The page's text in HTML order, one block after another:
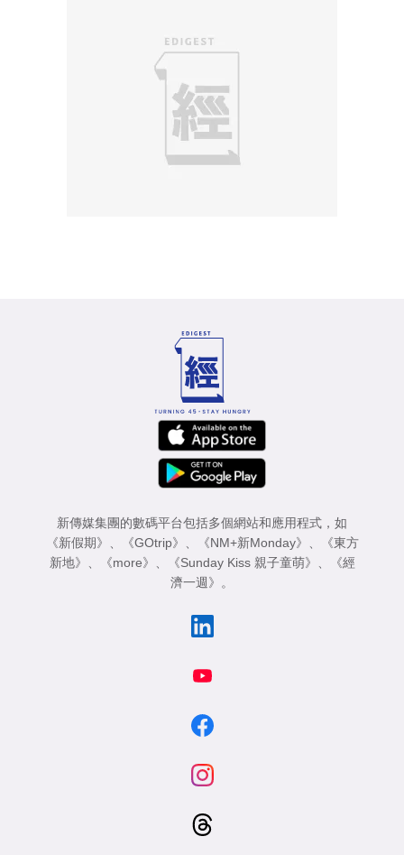
新傳媒集團的數碼平台包括多個網站和應用程式，如
《新假期》
《GOtrip》 《NM+新Monday》
《東方
新地》
《more》 《Sunday Kiss 親子童萌》
《經
濟一週》
。